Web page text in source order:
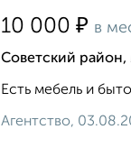
10 000 ₽ в
Советский
Есть мебель и
Агентство,